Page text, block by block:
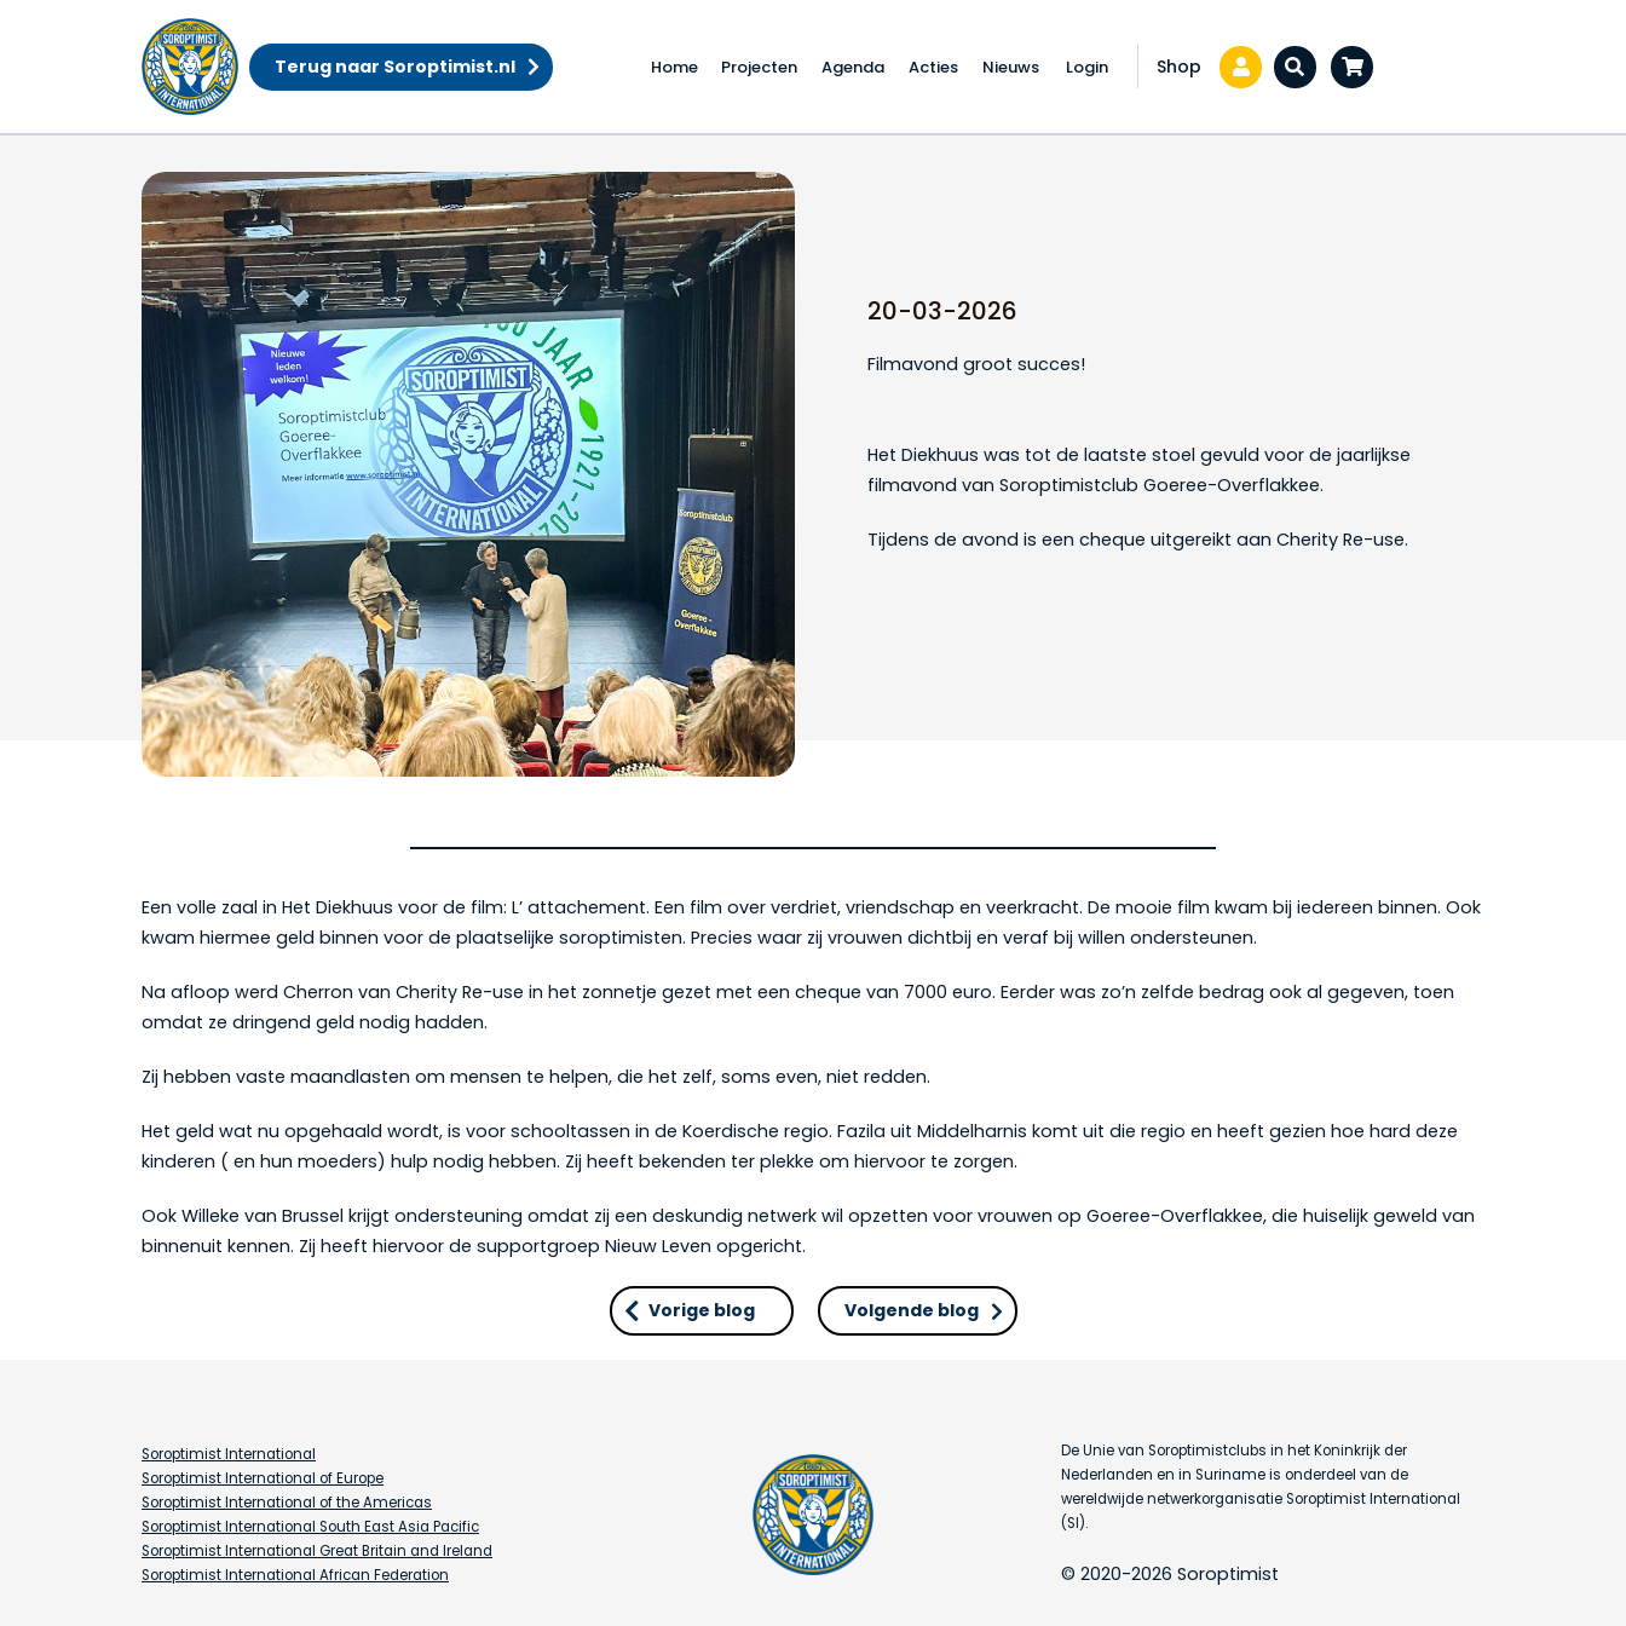
Terug naar Soroptimist.nl Home Projecten Agenda Acties Nieuws Login Shop Zoeken...
Filmavond groot succes!
20-03-2026
Filmavond groot succes!
Het Diekhuus was tot de laatste stoel gevuld voor de jaarlijkse
filmavond van Soroptimistclub Goeree-Overflakkee.
Tijdens de avond is een cheque uitgereikt aan Cherity Re-use.
Een volle zaal in Het Diekhuus voor de film: L’ attachement. Een film over verdriet, vriendschap en veerkracht. De mooie film kwam bij iedereen binnen. Ook
kwam hiermee geld binnen voor de plaatselijke soroptimisten. Precies waar zij vrouwen dichtbij en veraf bij willen ondersteunen.
Na afloop werd Cherron van Cherity Re-use in het zonnetje gezet met een cheque van 7000 euro. Eerder was zo’n zelfde bedrag ook al gegeven, toen
omdat ze dringend geld nodig hadden.
Zij hebben vaste maandlasten om mensen te helpen, die het zelf, soms even, niet redden.
Het geld wat nu opgehaald wordt, is voor schooltassen in de Koerdische regio. Fazila uit Middelharnis komt uit die regio en heeft gezien hoe hard deze
kinderen ( en hun moeders) hulp nodig hebben. Zij heeft bekenden ter plekke om hiervoor te zorgen.
Ook Willeke van Brussel krijgt ondersteuning omdat zij een deskundig netwerk wil opzetten voor vrouwen op Goeree-Overflakkee, die huiselijk geweld van
binnenuit kennen. Zij heeft hiervoor de supportgroep Nieuw Leven opgericht.
Vorige blog Volgende blog
Soroptimist International
Soroptimist International of Europe
Soroptimist International of the Americas
Soroptimist International South East Asia Pacific
Soroptimist International Great Britain and Ireland
Soroptimist International African Federation
De Unie van Soroptimistclubs in het Koninkrijk der
Nederlanden en in Suriname is onderdeel van de
wereldwijde netwerkorganisatie Soroptimist International
(SI).
© 2020-2026 Soroptimist